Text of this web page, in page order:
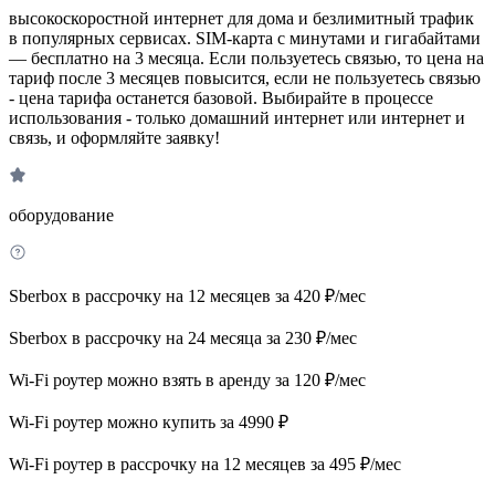
высокоскоростной интернет для дома и безлимитный трафик
в популярных сервисах. SIM-карта с минутами и гигабайтами
— бесплатно на 3 месяца. Если пользуетесь связью, то цена на
тариф после 3 месяцев повысится, если не пользуетесь связью
- цена тарифа останется базовой. Выбирайте в процессе
использования - только домашний интернет или интернет и
связь, и оформляйте заявку!
оборудование
Sberbox в рассрочку на 12 месяцев за 420 ₽/мес
Sberbox в рассрочку на 24 месяца за 230 ₽/мес
Wi-Fi роутер можно взять в аренду за 120 ₽/мес
Wi-Fi роутер можно купить за 4990 ₽
Wi-Fi роутер в рассрочку на 12 месяцев за 495 ₽/мес